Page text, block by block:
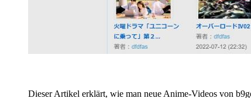
Dieser Artikel erklärt, wie man neue Anime-Videos von